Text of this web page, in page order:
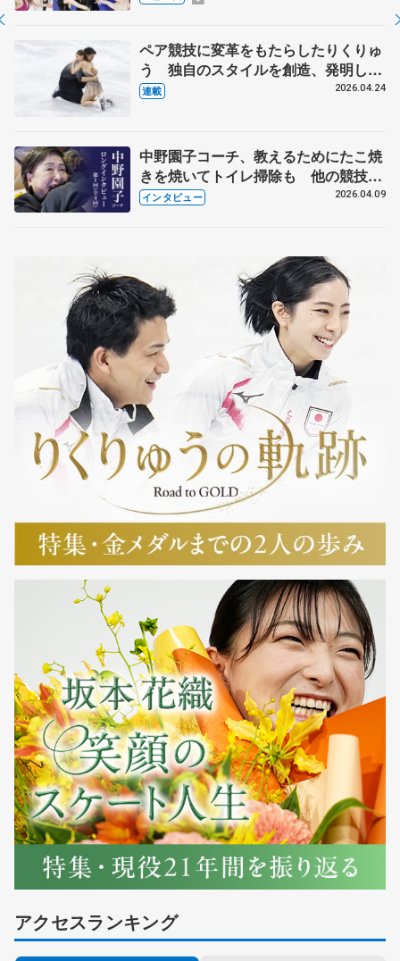
ペア競技に変革をもたらしたりくりゅ
う 独自のスタイルを創造、発明した
【引退発表後②】
連載 2026.04.24
中野園子コーチ、教えるためにたこ焼
きを焼いてトイレ掃除も 他の競技に
も通用するという坂本花織の筋肉
インタビュー 2026.04.09
アクセスランキング